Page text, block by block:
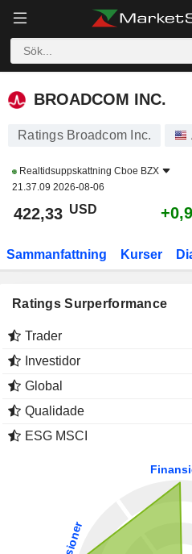
BROADCOM INC.
BROADCOM INC.
Ratings Broadcom Inc.
Realtidsuppskattning Cboe BZX
21.37.09 2026-08-06
422,33 USD
Sammanfattning Kurser
Ratings Surperformance
Trader
Investidor
Global
Qualidade
ESG MSCI